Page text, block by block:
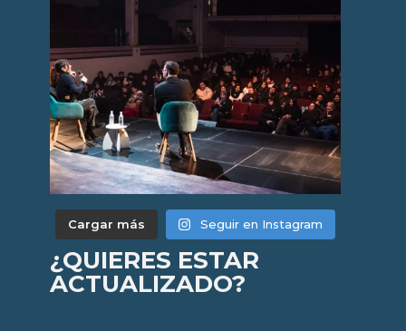
Cargar más Seguir en Instagram
¿QUIERES ESTAR
ACTUALIZADO?